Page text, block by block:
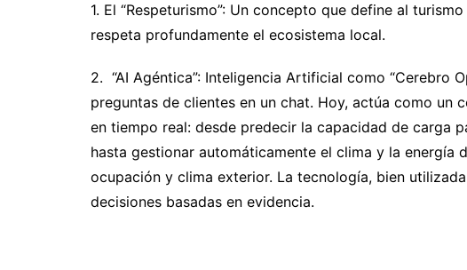
1. El “Respeturismo”: Un concepto que define al
respeta profundamente el ecosistema local.
2. “AI Agéntica”: Inteligencia Artificial como “Cerebro
preguntas de clientes en un chat. Hoy, actúa como un
en tiempo real: desde predecir la capacidad de carga
hasta gestionar automáticamente el clima y la energía
ocupación y clima exterior. La tecnología, bien
decisiones basadas en evidencia.